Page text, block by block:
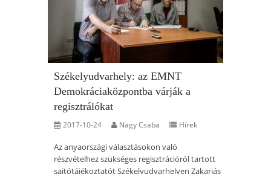
Székelyudvarhely: az EMNT
Demokráciaközpontba várják a
regisztrálókat
2017-10-24 Nagy Csaba Hírek
Az anyaországi választásokon való
részvételhez szükséges regisztrációról tartott
sajtótájékoztatót Székelyudvarhelyen Zakariás